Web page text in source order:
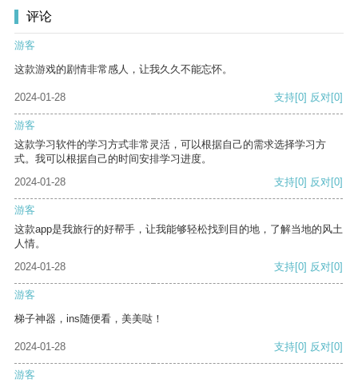
评论
游客
这款游戏的剧情非常感人，让我久久不能忘怀。
2024-01-28 支持[0] 反对[0]
游客
这款学习软件的学习方式非常灵活，可以根据自己的需求选择学习方
式。我可以根据自己的时间安排学习进度。
2024-01-28
支持[0] 反对[0]
游客
这款app是我旅行的好帮手，让我能够轻松找到目的地，了解当地的风土
人情。
2024-01-28
支持[0] 反对[0]
游客
梯子神器，ins随便看，美美哒！
2024-01-28 支持[0] 反对[0]
游客